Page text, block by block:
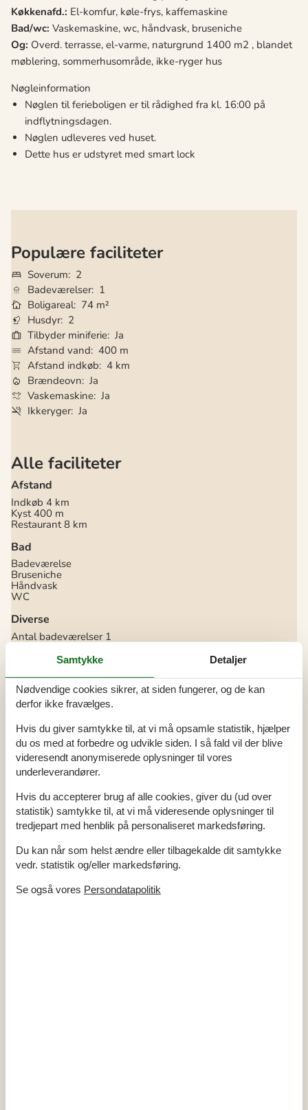
Køkkenafd.: El-komfur, køle-frys, kaffemaskine
Bad/wc: Vaskemaskine, wc, håndvask, bruseniche
Og: Overd. terrasse, el-varme, naturgrund 1400 m2 , blandet
møblering, sommerhusområde, ikke-ryger hus
Nøgleinformation
Nøglen til ferieboligen er til rådighed fra kl. 16:00 på
indflytningsdagen.
Nøglen udleveres ved huset.
Dette hus er udstyret med smart lock
Populære faciliteter
Soverum
2
Badeværelser 1
Boligareal 74 m²
Husdyr 2
Tilbyder miniferie Ja
Afstand vand 400 m
Afstand indkøb 4 km
Brændeovn Ja
Vaskemaskine Ja
Ikkeryger Ja
Alle faciliteter
Afstand
Indkøb 4 km
Kyst 400 m
Restaurant 8 km
Bad
Badeværelse
Bruseniche
Håndvask
WC
Diverse
Antal badeværelser 1
Boligareal 74 m²
Husdyr tilladt
Ikke ryger
Lukket terrasse
Overdækket terrasse
Renoveret 2002
Indendørs
Pejs / brændeovn
Vaskemaskine
Køkken
El-komfur
Fryser 60 - 99 l.
Kaffemaskine
Samtykke Detaljer
Nødvendige cookies sikrer, at siden fungerer, og de kan
derfor ikke fravælges.
Hvis du giver samtykke til, at vi må opsamle statistik, hjælper
du os med at forbedre og udvikle siden. I så fald vil der blive
videresendt anonymiserede oplysninger til vores
underleverandører.
Hvis du accepterer brug af alle cookies, giver du (ud over
statistik) samtykke til, at vi må videresende oplysninger til
tredjepart med henblik på personaliseret markedsføring.
Du kan når som helst ændre eller tilbagekalde dit samtykke
vedr. statistik og/eller markedsføring.
Se også vores Persondatapolitik